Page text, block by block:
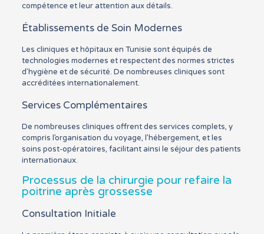
compétence et leur attention aux détails.
Établissements de Soin Modernes
Les cliniques et hôpitaux en Tunisie sont équipés de
technologies modernes et respectent des normes strictes
d’hygiène et de sécurité. De nombreuses cliniques sont
accréditées internationalement.
Services Complémentaires
De nombreuses cliniques offrent des services complets, y
compris l’organisation du voyage, l’hébergement, et les
soins post-opératoires, facilitant ainsi le séjour des patients
internationaux.
Processus de la chirurgie pour refaire la
poitrine après grossesse
Consultation Initiale